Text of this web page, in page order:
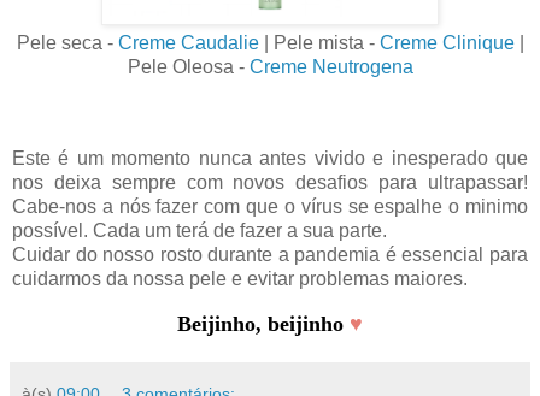
Pele seca - Creme Caudalie| Pele mista - Creme Clinique|
Pele Oleosa - Creme Neutrogena
Este é um momento nunca antes vivido e inesperado que
nos deixa sempre com novos desafios para ultrapassar!
Cabe-nos a nós fazer com que o vírus se espalhe o minimo
possível. Cada um terá de fazer a sua parte.
Cuidar do nosso rosto durante a pandemia é essencial para
cuidarmos da nossa pele e evitar problemas maiores.
Beijinho, beijinho ♥